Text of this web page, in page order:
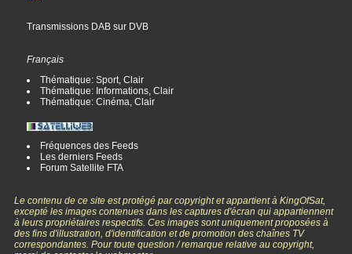
Transmissions DAB sur DVB
Français
Thématique: Sport, Clair
Thématique: Informations, Clair
Thématique: Cinéma, Clair
Fréquences des Feeds
Les derniers Feeds
Forum Satellite FTA
Le contenu de ce site est protégé par copyright et appartient à KingOfSat,
excepté les images contenues dans les captures d'écran qui appartiennent
à leurs propriétaires respectifs. Ces images sont uniquement proposées à
des fins d'illustration, d'identification et de promotion des chaînes TV
correspondantes. Pour toute question / remarque relative au copyright,